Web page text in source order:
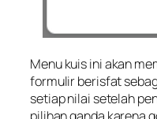
Menu kuis ini akan
formulir berisfat
setiap nilai setelah
pilihan ganda karena